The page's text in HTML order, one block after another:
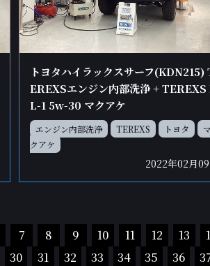
トヨタハイラックスサーフ(KDN215)
EREXSエンジン内部洗浄 + TEREXS
L-1 5w-30 マクアケ
エンジン内部洗浄 TEREXS トヨタ
マ
クアケ
2022年02月
7 8 9 10 11 12 13
30 31 32 33 34 35 36